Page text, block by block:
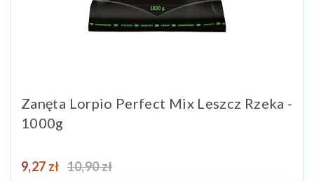
Zanęta Lorpio Perfect Mix Leszcz Rzeka -
1000g
Cena
9,27 zł Cena podstawowa
10,90 zł